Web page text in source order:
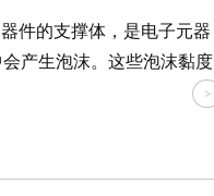
件的支撑体，是电子元器
产生泡沫。这些泡沫黏度